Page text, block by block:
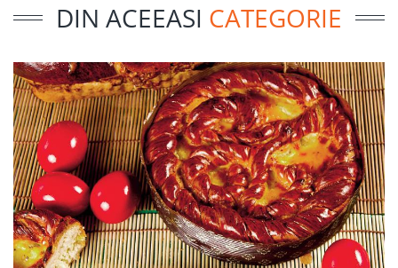
DIN ACEEASI CATEGORIE